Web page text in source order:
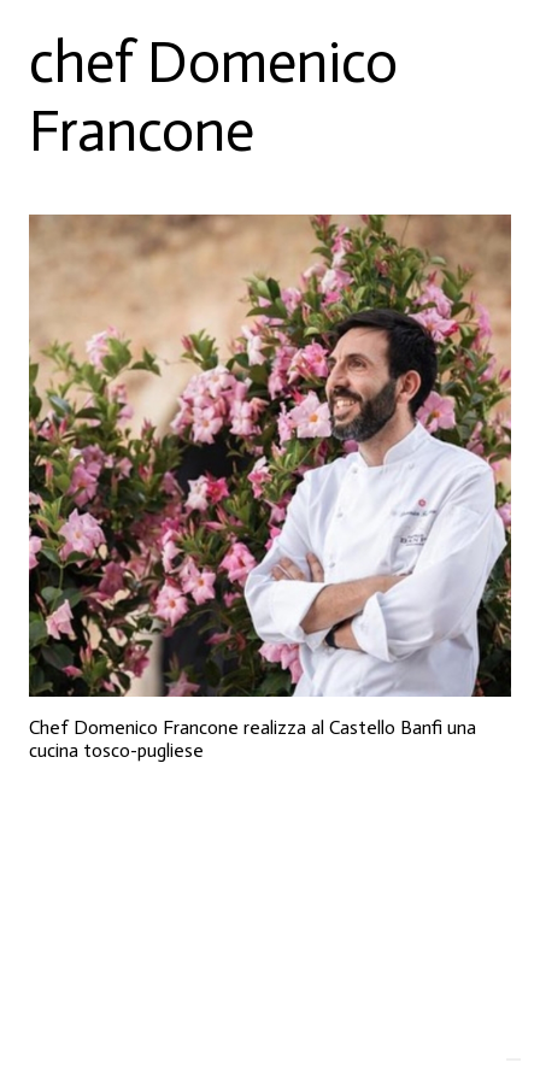
chef Domenico
Francone
Chef Domenico Francone realizza al Castello Banfi una
cucina tosco-pugliese